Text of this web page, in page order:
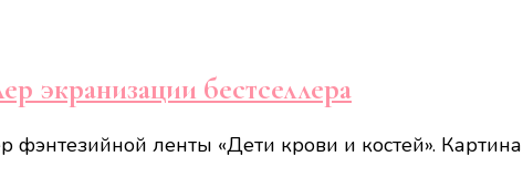
экранизации бестселлера
фэнтезийной ленты «Дети крови и костей».